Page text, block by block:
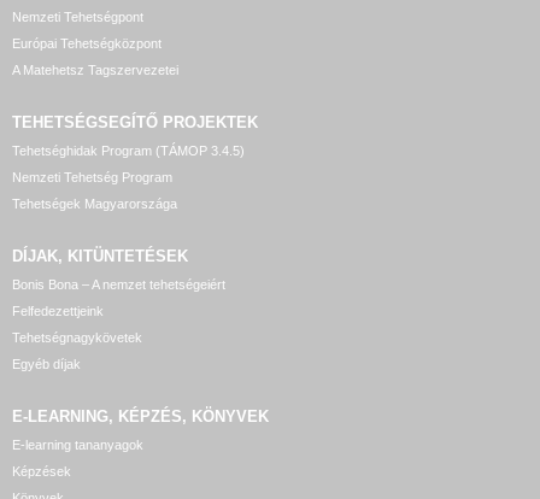
Nemzeti Tehetségpont
Európai Tehetségközpont
A Matehetsz Tagszervezetei
TEHETSÉGSEGÍTŐ PROJEKTEK
Tehetséghidak Program (TÁMOP 3.4.5)
Nemzeti Tehetség Program
Tehetségek Magyarországa
DÍJAK, KITÜNTETÉSEK
Bonis Bona – A nemzet tehetségeiért
Felfedezettjeink
Tehetségnagykövetek
Egyéb díjak
E-LEARNING, KÉPZÉS, KÖNYVEK
E-learning tananyagok
Képzések